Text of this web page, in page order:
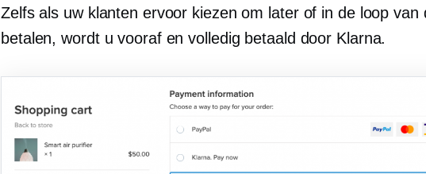
Zelfs als uw klanten ervoor kiezen om later of in de loop van
betalen, wordt u vooraf en volledig betaald door Klarna.